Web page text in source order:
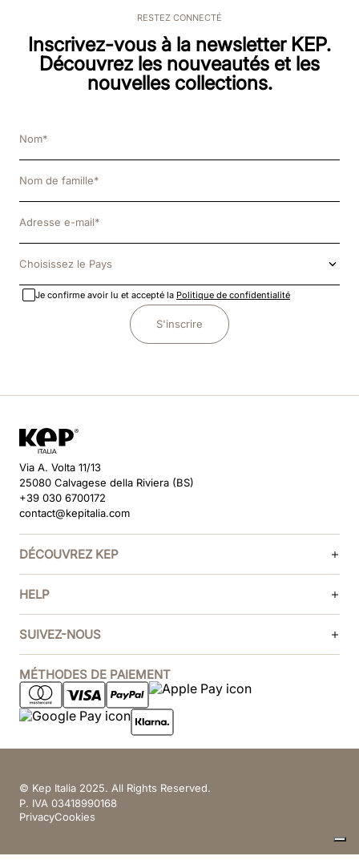
RESTEZ CONNECTÉ
Inscrivez-vous à la newsletter KEP.
Découvrez les nouveautés et les
nouvelles collections.
Choisissez le Pays
Je confirme avoir lu et accepté la Politique de confidentialité
S'inscrire
Via A. Volta 11/13
25080 Calvagese della Riviera (BS)
+39 030 6700172
contact@kepitalia.com
DÉCOUVREZ KEP
HELP
SUIVEZ-NOUS
MÉTHODES DE PAIEMENT
© Kep Italia 2025. All Rights Reserved.
P. IVA 03418990168
PrivacyCookies